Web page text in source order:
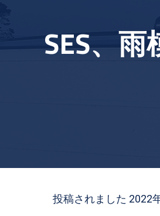
SES、
投稿されました 2022